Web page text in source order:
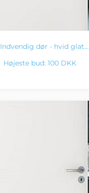
Indvendig dør - hvid glat…
Højeste bud: 100 DKK